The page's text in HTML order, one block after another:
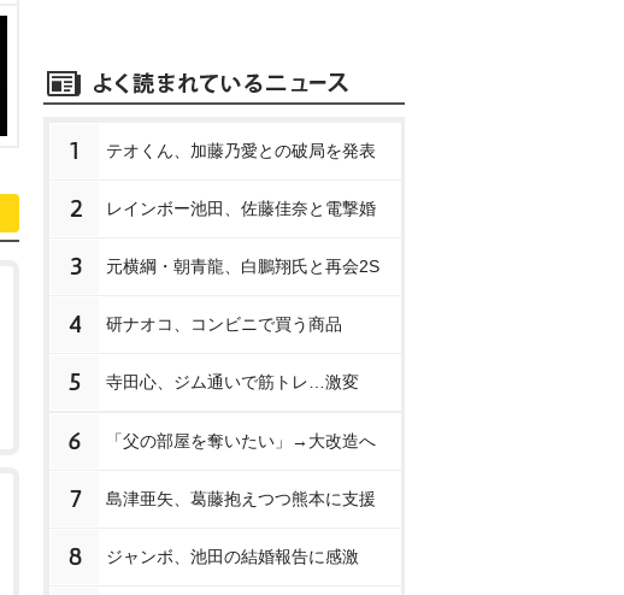
1 テオくん、加藤乃愛との破局を発表
2 レインボー池田、佐藤佳奈と電撃婚
3 元横綱・朝青龍、白鵬翔氏と再会2S
4 研ナオコ、コンビニで買う商品
5 寺田心、ジム通いで筋トレ…激変
6 「父の部屋を奪いたい」→大改造へ
7 島津亜矢、葛藤抱えつつ熊本に支援
8 ジャンボ、池田の結婚報告に感激